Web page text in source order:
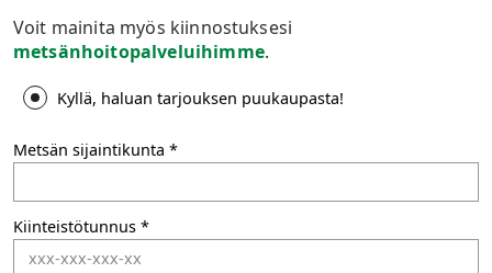
Voit mainita myös kiinnostuksesi
metsänhoitopalveluihimme.
Kyllä, haluan tarjouksen puukaupasta!
Metsän sijaintikunta
Kiinteistötunnus